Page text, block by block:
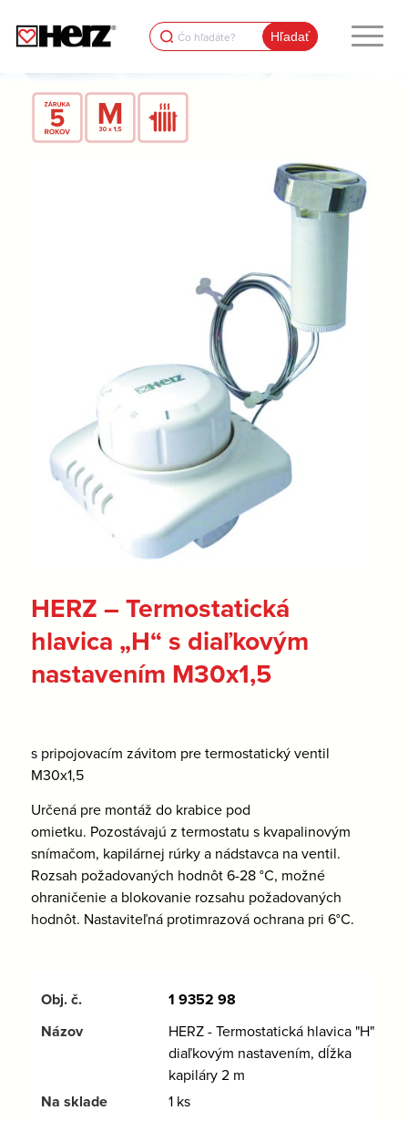
Search
for:
HERZ – Termostatická
hlavica „H“ s diaľkovým
nastavením M30x1,5
s pripojovacím závitom pre termostatický ventil
M30x1,5
Určená pre montáž do krabice pod
omietku. Pozostávajú z termostatu s kvapalinovým
snímačom, kapilárnej rúrky a nádstavca na ventil.
Rozsah požadovaných hodnôt 6-28 °C, možné
ohraničenie a blokovanie rozsahu požadovaných
hodnôt. Nastaviteľná protimrazová ochrana pri 6°C.
1 9352 98
HERZ - Termostatická hlavica "H" s
diaľkovým nastavením, dĺžka
kapiláry 2 m
1 ks